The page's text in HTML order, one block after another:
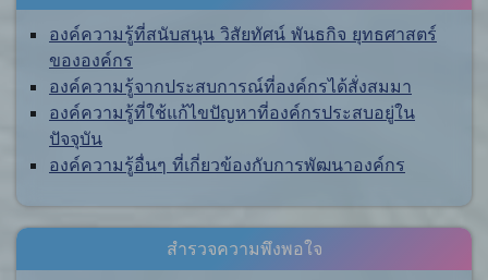
องค์ความรู้ที่สนับสนุน วิสัยทัศน์ พันธกิจ ยุทธศาสตร์
ขององค์กร
องค์ความรู้จากประสบการณ์ที่องค์กรได้สั่งสมมา
องค์ความรู้ที่ใช้แก้ไขปัญหาที่องค์กรประสบอยู่ใน
ปัจจุบัน
องค์ความรู้อื่นๆ ที่เกี่ยวข้องกับการพัฒนาองค์กร
สำรวจความพึงพอใจ